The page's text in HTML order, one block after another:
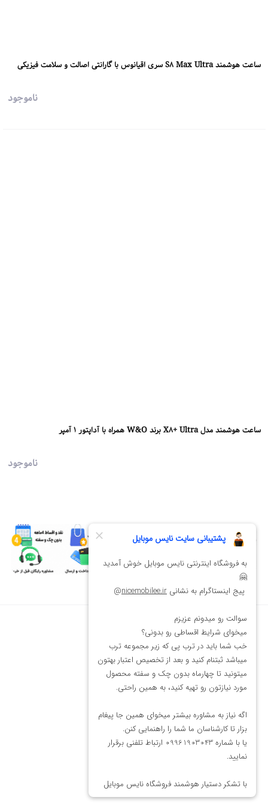
ساعت هوشمند S8 Max Ultra سری اقیانوس با گارانتی اصالت و سلامت فیزیکی
ناموجود
ساعت هوشمند مدل X8+ Ultra برند W&O همراه با آداپتور 1 آمپر
ناموجود
سوالات متداول
قوانین و مقررات
روند پرداخت
روند ارسال
درباره ما
تماس با ما
همراه ما باشید!